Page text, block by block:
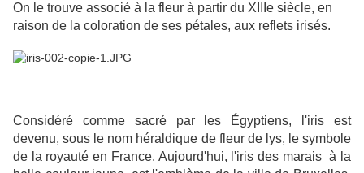
On le trouve associé à la fleur à partir du XIIIe siècle, en
raison de la coloration de ses pétales, aux reflets irisés.
Considéré comme sacré par les Égyptiens, l'iris est
devenu, sous le nom héraldique de fleur de lys, le symbole
de la royauté en France. Aujourd'hui, l'iris des marais à la